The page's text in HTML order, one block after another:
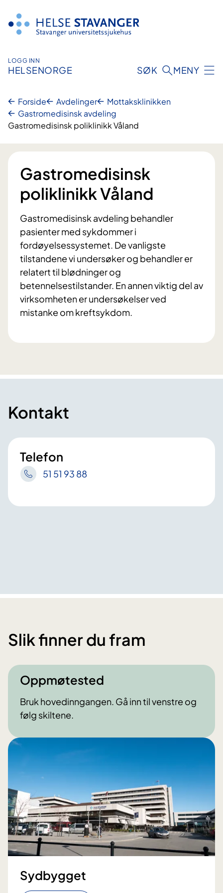
innhold
LOGG INN
HELSENORGE SØK MENY
Forside Avdelinger
Mottaksklinikken
Gastromedisinsk avdeling
Gastromedisinsk poliklinikk Våland
Gastromedisinsk
poliklinikk Våland
Gastromedisinsk avdeling behandler
pasienter med sykdommer i
fordøyelsessystemet. De vanligste
tilstandene vi undersøker og behandler er
relatert til blødninger og
betennelsestilstander. En annen viktig del av
virksomheten er undersøkelser ved
mistanke om kreftsykdom.
Kontakt
Telefon
51 51 93 88
Slik finner du fram
Oppmøtested
Bruk hovedinngangen. Gå inn til venstre og
følg skiltene.
Sydbygget